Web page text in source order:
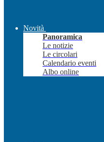
Novità
Panoramica
Le notizie
Le circolari
Calendario eventi
Albo online